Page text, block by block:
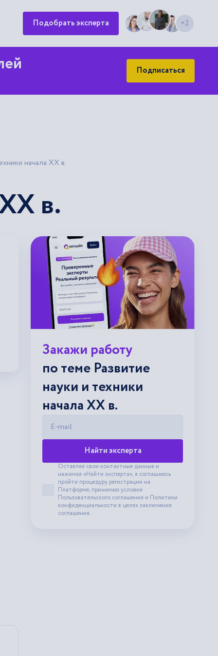
Подобрать эксперта +2
Подписаться
начала XX в.
в.
Закажи работу
по теме Развитие
науки и техники
начала XX в.
Найти эксперта
Принять пользовательское соглашение
Оставляя свои контактные данные и
нажимая «Найти эксперта», я соглашаюсь
пройти процедуру регистрации на
Платформе, принимаю условия
Пользовательского соглашения и Политики
конфиденциальности в целях заключения
соглашения.